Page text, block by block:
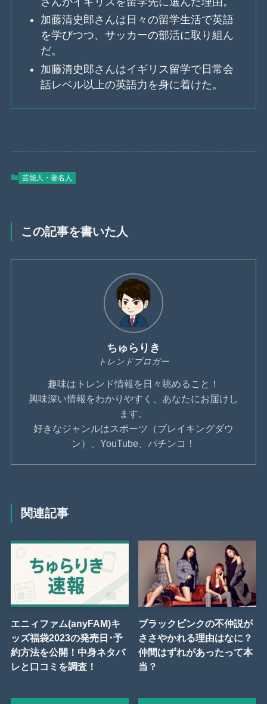
加藤清史郎さんは日々の留学生活で英語
を学びつつ、サッカーの部活に取り組ん
だ。
加藤清史郎さんはイギリス留学で日常会
話レベル以上の英語力を身に着けた。
芸能人・著名人
この記事を書いた人
ちゅらりき
トレンドブロガー
趣味はトレンド情報を日々眺めること！
興味深い情報をわかりやすく、あなたにお届けし
ます。
好きなジャンルはスポーツ（ブレイキングダウ
ン）、YouTube、パチンコ！
関連記事
エニィファム(anyFAM)キ
ッズ福袋2023の発売日･予
約方法を公開！中身ネタバ
レと口コミを調査！
ブラックピンクの不仲説が
ささやかれる理由はなに？
仲間はずれがあったって本
当？